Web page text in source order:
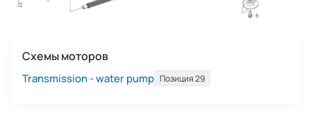
Схемы моторов
Transmission - water pump Позиция 29